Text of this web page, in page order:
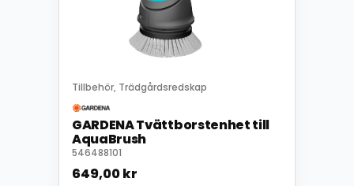
Tillbehör, Trädgårdsredskap
GARDENA Tvättborstenhet till
AquaBrush
546488101
649,00kr